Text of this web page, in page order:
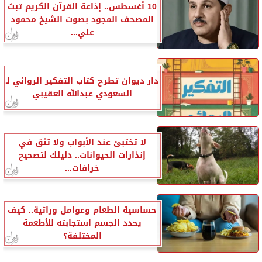
10 أغسطس.. إذاعة القرآن الكريم تبث
المصحف المجود بصوت الشيخ محمود
علي...
دار ديوان تطرح كتاب التفكير الروائي لـ
السعودي عبدالله العقيبي
لا تختبئ عند الأبواب ولا تثق في
إنذارات الحيوانات.. دليلك لتصحيح
خرافات...
حساسية الطعام وعوامل وراثية.. كيف
يحدد الجسم استجابته للأطعمة
المختلفة؟